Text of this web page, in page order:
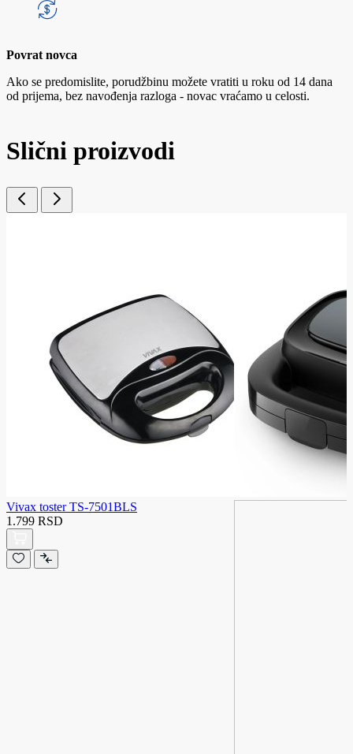
Povrat novca
Ako se predomislite, porudžbinu možete vratiti u roku od 14 dana
od prijema, bez navođenja razloga - novac vraćamo u celosti.
Slični proizvodi
Vivax toster TS-7501BLS
1.799 RSD